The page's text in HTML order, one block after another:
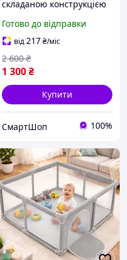
складаною конструкцією
Дитячий тканинний
манеж для ігор на вулиці
та вдома
Готово до відправки
від217₴/міс
1 300₴
2 600 ₴
Купити
СмартШоп 100%